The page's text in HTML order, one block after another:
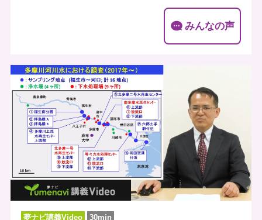
みんなの声
夢ナビ講義Video 30min